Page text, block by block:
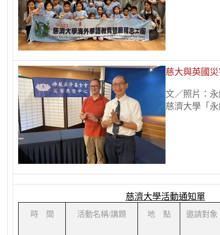
慈大與英國
文／照片：
慈濟大學「
慈濟大學活動通知單
時 間 活動名稱/講題 地 點 邀請對象